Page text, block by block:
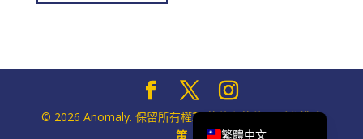
© 2026 Anomaly. 保留所有權利條款與條件|隱私權政
策
繁體中文
English
Українська